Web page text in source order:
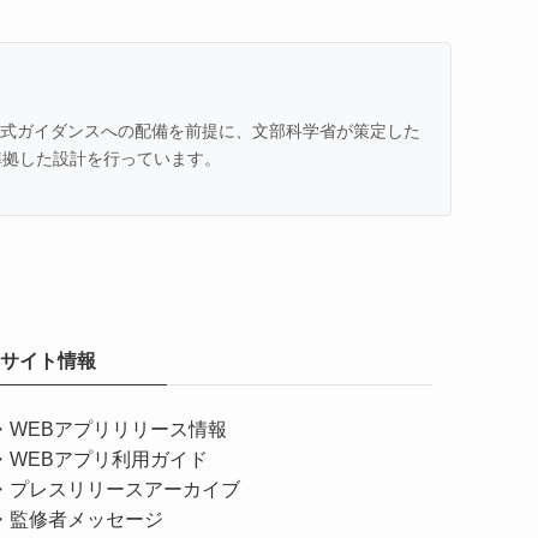
ガイダンスへの配備を前提に、文部科学省が策定した
した設計を行っています。
サイト情報
・ WEBアプリリリース情報
・ WEBアプリ利用ガイド
・ プレスリリースアーカイブ
・ 監修者メッセージ